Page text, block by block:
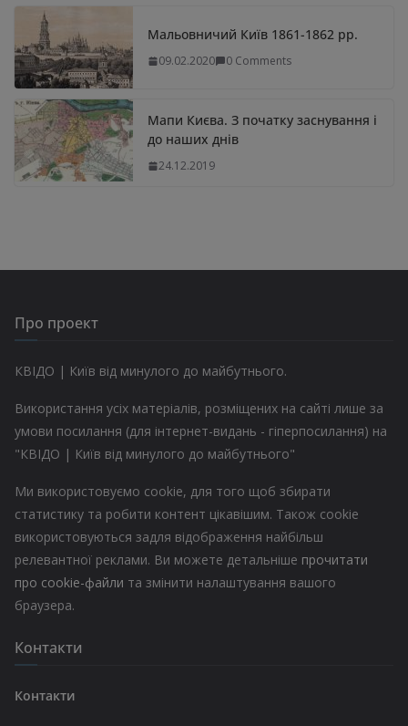
Мальовничий Київ 1861-1862 рр.
09.02.2020 0 Comments
Мапи Києва. З початку заснування і
до наших днів
24.12.2019
Про проект
КВІДО | Київ від минулого до майбутнього.
Використання усіх матеріалів, розміщених на сайті лише за
умови посилання (для інтернет-видань - гіперпосилання) на
"КВІДО | Київ від минулого до майбутнього"
Ми використовуємо cookie, для того щоб збирати
статистику та робити контент цікавішим. Також cookie
використовуються задля відображення найбільш
релевантної реклами. Ви можете детальніше прочитати
про cookie-файли та змінити налаштування вашого
браузера.
Контакти
Контакти